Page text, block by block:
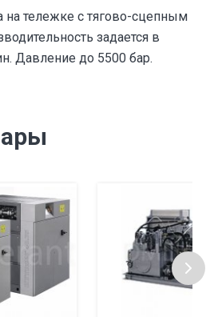
на тележке с тягово-сцепным
задается в
Давление до 5500 бар.